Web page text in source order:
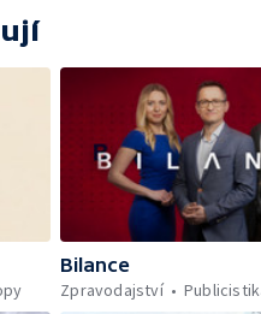
Bilance
Zpravodajství